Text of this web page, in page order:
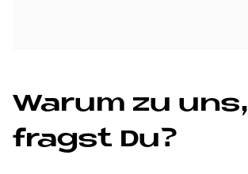
Wa­rum zu uns,
fragst Du?